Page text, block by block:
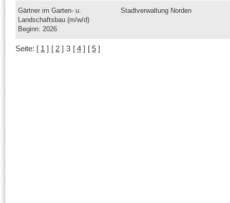
Gärtner im Garten- u.
Landschaftsbau (m/w/d)
Beginn: 2026
Stadtverwaltung Norden
Seite: [ 1 ] [ 2 ] 3 [ 4 ] [ 5 ]